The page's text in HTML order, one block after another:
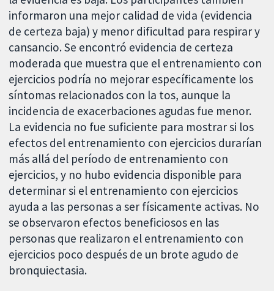
informaron una mejor calidad de vida (evidencia
de certeza baja) y menor dificultad para respirar y
cansancio. Se encontró evidencia de certeza
moderada que muestra que el entrenamiento con
ejercicios podría no mejorar específicamente los
síntomas relacionados con la tos, aunque la
incidencia de exacerbaciones agudas fue menor.
La evidencia no fue suficiente para mostrar si los
efectos del entrenamiento con ejercicios durarían
más allá del período de entrenamiento con
ejercicios, y no hubo evidencia disponible para
determinar si el entrenamiento con ejercicios
ayuda a las personas a ser físicamente activas. No
se observaron efectos beneficiosos en las
personas que realizaron el entrenamiento con
ejercicios poco después de un brote agudo de
bronquiectasia.